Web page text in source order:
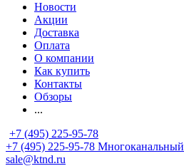
Новости
Акции
Доставка
Оплата
О компании
Как купить
Контакты
Обзоры
...
+7 (495) 225-95-78
+7 (495) 225-95-78 Многоканальный
sale@ktnd.ru